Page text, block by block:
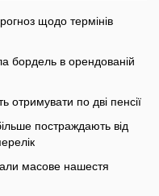
щодо термінів
бордель в орендованій
отримувати по дві пенсії
постраждають від
масове нашестя